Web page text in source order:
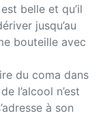
belle et qu’il
jusqu’au
bouteille avec
du coma dans
l’alcool n’est
à son